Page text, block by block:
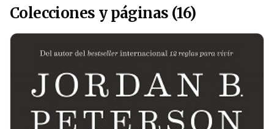
Colecciones y páginas (16)